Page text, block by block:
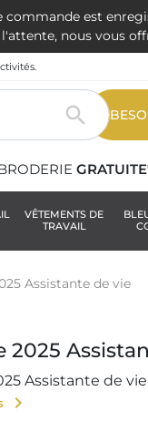
commande est
nous vous

VÊTEMENTS DE
TRAVAIL
Assistante de vie
2025
Assistante de vie
chevron_right